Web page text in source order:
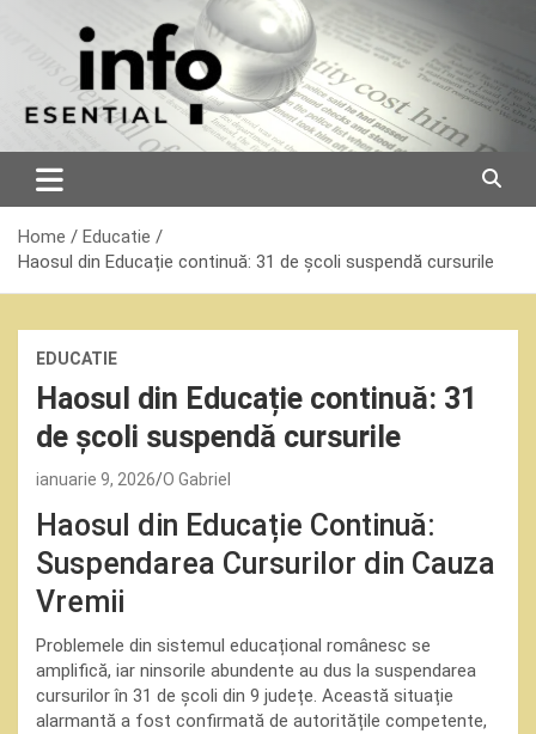
Home
Educatie
Haosul din Educație continuă: 31 de școli suspendă cursurile
EDUCATIE
Haosul din Educație continuă: 31
de școli suspendă cursurile
ianuarie 9, 2026 O Gabriel
Haosul din Educație Continuă:
Suspendarea Cursurilor din Cauza
Vremii
Problemele din sistemul educațional românesc se
amplifică, iar ninsorile abundente au dus la suspendarea
cursurilor în 31 de școli din 9 județe. Această situație
alarmantă a fost confirmată de autoritățile competente,